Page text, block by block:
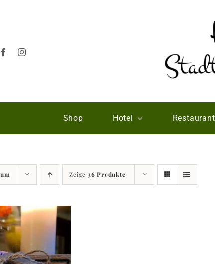
Shop Hotel Restaurant
Zeige 36 Produkte